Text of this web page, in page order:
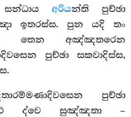
සන්ධායඅරියන්ති පුච්ඡා
ඉතරස්ස. පුන යදි තං
තෙන අඤ්ඤතරෙන
පුච්ඡා සකවාදිස්ස,
පුච්ඡා
ද්වෙ සුඤ්ඤතා –